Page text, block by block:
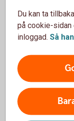
diskutera
Och glöm
händelser
Gör en
alla
som
Du kan ta
på cookie-sidan
inloggad. Så